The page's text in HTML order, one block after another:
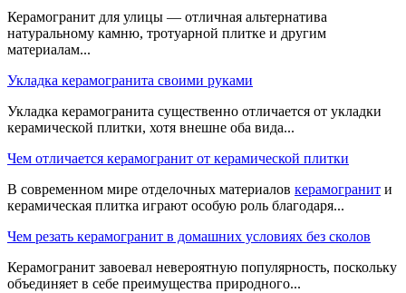
Керамогранит для улицы — отличная альтернатива
натуральному камню, тротуарной плитке и другим
материалам...
Укладка керамогранита своими руками
Укладка керамогранита существенно отличается от укладки
керамической плитки, хотя внешне оба вида...
Чем отличается керамогранит от керамической плитки
В современном мире отделочных материалов керамогранит и
керамическая плитка играют особую роль благодаря...
Чем резать керамогранит в домашних условиях без сколов
Керамогранит завоевал невероятную популярность, поскольку
объединяет в себе преимущества природного...